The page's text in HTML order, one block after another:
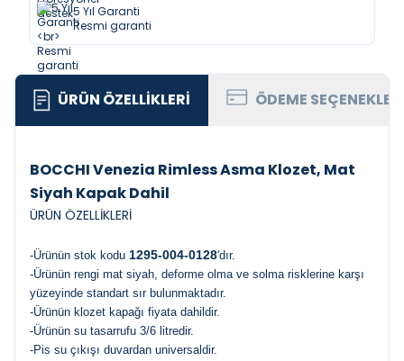
5 Yıl Garanti
Resmi garanti
ÜRÜN ÖZELLIKLERI ÖDEME
BOCCHI Venezia Rimless Asma Klozet, Mat
Siyah Kapak Dahil
ÜRÜN ÖZELLİKLERİ
-Ürünün stok kodu 1295-004-0128'dır.
-Ürünün rengi mat siyah, deforme olma ve solma risklerine karşı
yüzeyinde standart sır bulunmaktadır.
-Ürünün klozet kapağı fiyata dahildir.
-Ürünün su tasarrufu 3/6 litredir.
-Pis su çıkışı duvardan universaldir.